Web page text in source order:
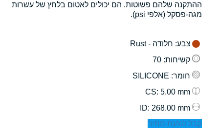
ההתקנה שלהם פשוטות. הם יכולים לאטום בלחץ של עשרות
מגה-פסקל (אלפי psi).
צבע: חלודה - Rust
קשיחות: 70
חומר: SILICONE
: 5.00 mm
: 268.00 mm
קבל הצעת מחיר